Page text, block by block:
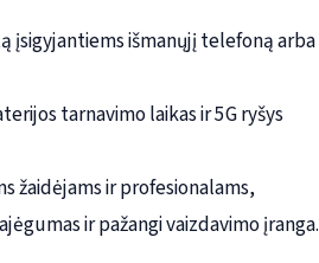
įsigyjantiems išmanųjį telefoną arba
tarnavimo laikas ir 5G ryšys
žaidėjams ir profesionalams,
ir pažangi vaizdavimo įranga.